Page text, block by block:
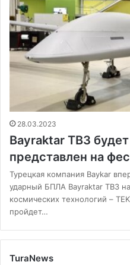
28.03.2023
Bayraktar TB3
представлен на
Турецкая компания Baykar
ударный БПЛА Bayraktar TB3
космических технологий –
пройдет…
TuraNews